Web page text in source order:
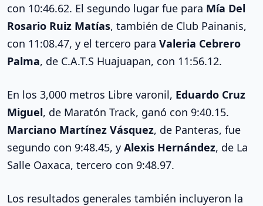
con 10:46.62. El segundo lugar fue para Mía Del
Rosario Ruiz Matías, también de Club Painanis,
con 11:08.47, y el tercero para Valeria Cebrero
Palma, de C.A.T.S Huajuapan, con 11:56.12.
En los 3,000 metros Libre varonil, Eduardo Cruz
Miguel, de Maratón Track, ganó con 9:40.15.
Marciano Martínez Vásquez, de Panteras, fue
segundo con 9:48.45, y Alexis Hernández, de La
Salle Oaxaca, tercero con 9:48.97.
Los resultados generales también incluyeron la